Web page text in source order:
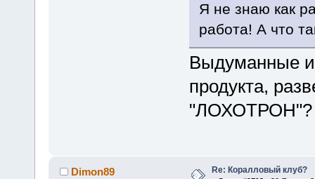
Я не знаю как
работа! А что
Выдуманные
продукта,
"ЛОХОТРОН"?
Dimon89 Re: Коралловый клуб?